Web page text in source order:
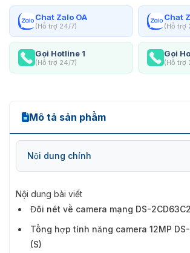
Chat Zalo OA
(Hỗ trợ 24/7)
Chat
(Hỗ trợ
Gọi Hotline 1
(Hỗ trợ 24/7)
Gọi
(Hỗ trợ
Mô tả sản phẩm
Nội dung chính
Tổng hợp tính năng camera 12MP
Nội dung bài viết
Đôi nét về camera mạng DS-
Tổng hợp tính năng camera 12MP
(S)